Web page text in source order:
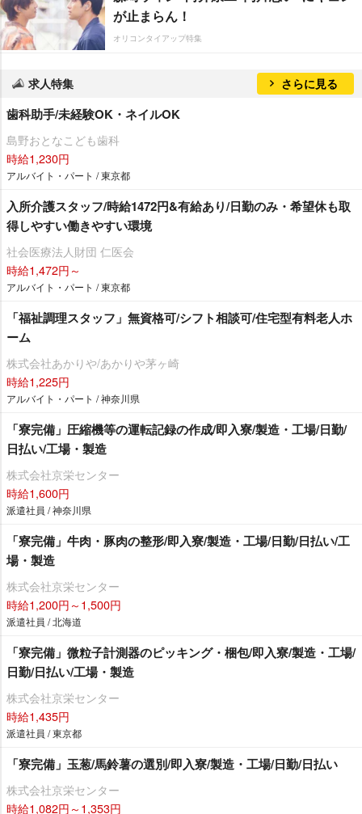
が止まらん！
オリコンタイアップ特集
求人特集 さらに見る
歯科助手/未経験OK・ネイルOK
島野おとなこども歯科
時給1,230円
アルバイト・パート / 東京都
入所介護スタッフ/時給1472円&有給あり/日勤のみ・希望休も取
得しやすい働きやすい環境
社会医療法人財団 仁医会
時給1,472円～
アルバイト・パート / 東京都
「福祉調理スタッフ」無資格可/シフト相談可/住宅型有料老人ホ
ーム
株式会社あかりや/あかりや茅ヶ崎
時給1,225円
アルバイト・パート / 神奈川県
「寮完備」圧縮機等の運転記録の作成/即入寮/製造・工場/日勤/
日払い/工場・製造
株式会社京栄センター
時給1,600円
派遣社員 / 神奈川県
「寮完備」牛肉・豚肉の整形/即入寮/製造・工場/日勤/日払い/工
場・製造
株式会社京栄センター
時給1,200円～1,500円
派遣社員 / 北海道
「寮完備」微粒子計測器のピッキング・梱包/即入寮/製造・工場/
日勤/日払い/工場・製造
株式会社京栄センター
時給1,435円
派遣社員 / 東京都
「寮完備」玉葱/馬鈴薯の選別/即入寮/製造・工場/日勤/日払い
株式会社京栄センター
時給1,082円～1,353円